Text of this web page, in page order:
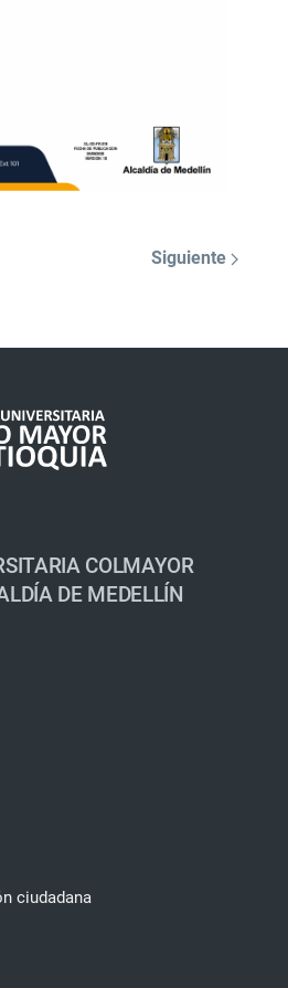
Siguiente
COLMAYOR
DE MEDELLÍN
ciudadana